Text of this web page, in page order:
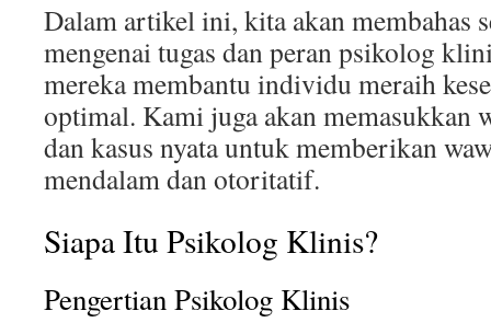
Dalam artikel ini, kita akan membahas
mengenai tugas dan peran psikolog
mereka membantu individu meraih
optimal. Kami juga akan memasukkan
dan kasus nyata untuk memberikan
mendalam dan otoritatif.
Siapa Itu Psikolog Klinis?
Pengertian Psikolog Klinis